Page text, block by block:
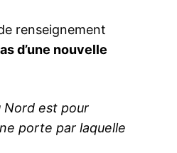
renseignement
d’une nouvelle
Nord est pour
porte par laquelle